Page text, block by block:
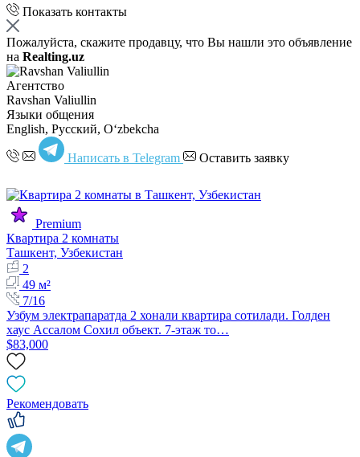
Показать контакты
Пожалуйста, скажите продавцу, что Вы нашли это объявление
на Realting.uz
Агентство
Ravshan Valiullin
Языки общения
English, Русский, Oʻzbekcha
Написать в Telegram Оставить заявку
Premium
Квартира 2 комнаты
Ташкент, Узбекистан
2
49 м²
7/16
Узбум электрапаратда 2 хонали квартира сотилади. Голден
хаус Ассалом Сохил объект. 7-этаж то…
$83,000
Рекомендовать